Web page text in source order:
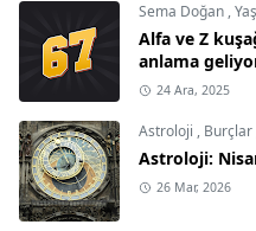
Sema Doğan ,
Alfa ve Z
anlama
24 Ara, 2025
Astroloji , Burçlar
Astroloji:
26 Mar, 2026